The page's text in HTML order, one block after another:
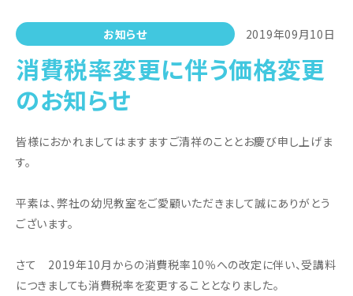
お知らせ 2019年09月10日
消費税率変更に伴う価格変更
のお知らせ
皆様におかれましてはますますご清祥のこととお慶び申し上げま
す。
平素は、弊社の幼児教室をご愛顧いただきまして誠にありがとう
ございます。
さて 2019年10月からの消費税率10％への改定に伴い、受講料
につきましても消費税率を変更することとなりました。